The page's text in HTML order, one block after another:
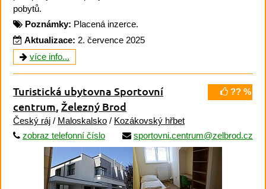
pobytů.
Poznámky: Placená inzerce.
Aktualizace: 2. července 2025
více info...
?? %
Turistická ubytovna Sportovní
centrum, Železný Brod
Český ráj / Maloskalsko / Kozákovský hřbet
zobraz telefonní číslo
sportovni.centrum@zelbrod.cz